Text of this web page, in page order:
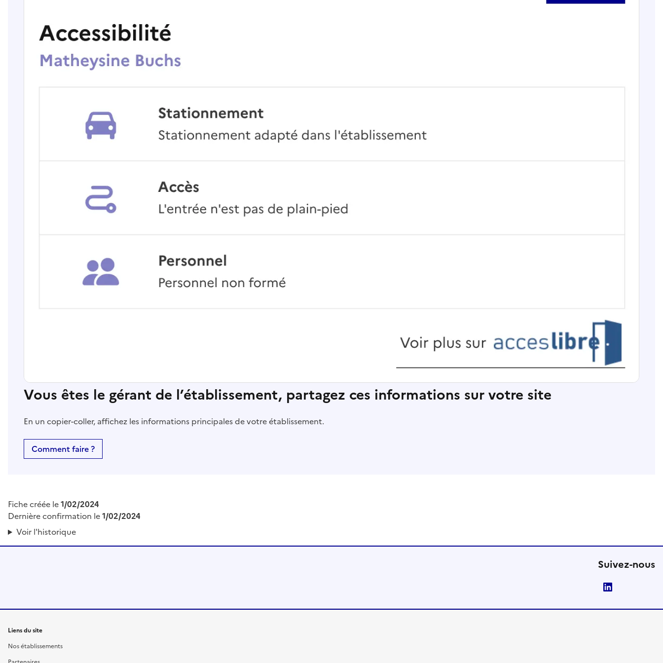
Vous êtes le gérant de l’établissement, partagez ces informations sur votre site
En un copier-coller, affichez les informations principales de votre établissement.
Comment faire ?
Fiche créée le1/02/2024
Dernière confirmation le1/02/2024
Voir l'historique
Suivez-nous
Liens du site
Nos établissements